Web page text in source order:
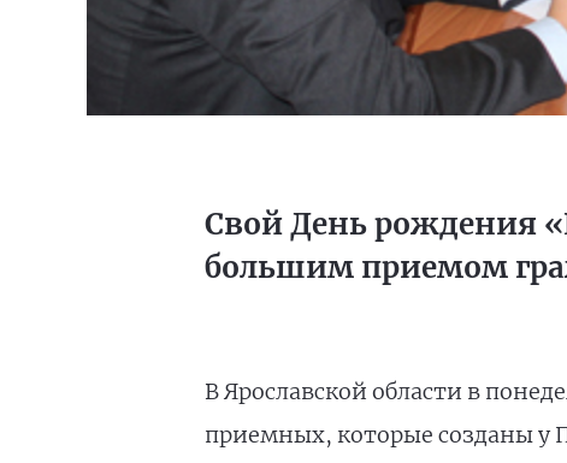
Свой День рождения
большим приемом
В Ярославской области в
приемных, которые созданы у